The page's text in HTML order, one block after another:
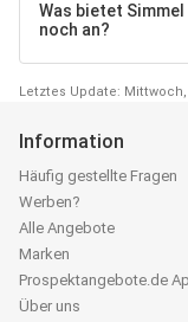
Was bietet
noch an?
Letztes Update: Mittwoch,
Information
Häufig gestellte Fragen
Werben?
Alle Angebote
Marken
Prospektangebote.de
Über uns